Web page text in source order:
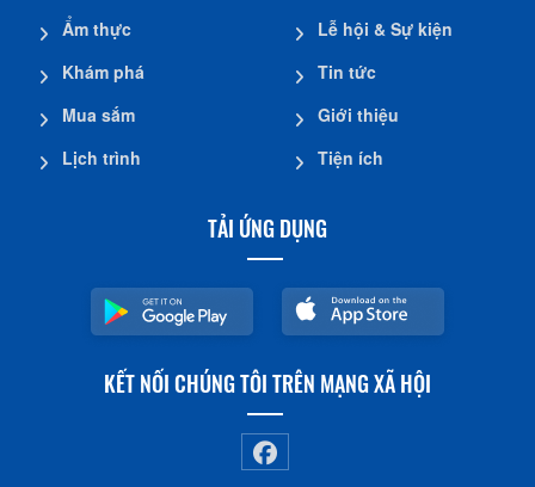
Ẩm thực
Khám phá
Mua sắm
Lịch trình
Lễ hội & Sự kiện
Tin tức
Giới thiệu
Tiện ích
TẢI ỨNG DỤNG
KẾT NỐI CHÚNG TÔI TRÊN MẠNG XÃ HỘI